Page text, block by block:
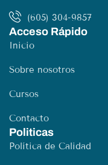
(605) 304-9857
Acceso Rápido
Inicio
Sobre nosotros
Cursos
Contacto
Politicas
Política de Calidad